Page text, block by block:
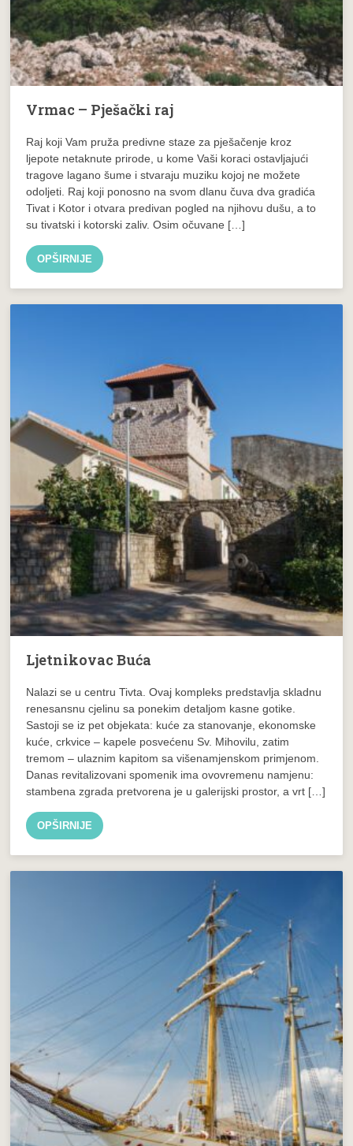
Vrmac – Pješački raj
Raj koji Vam pruža predivne staze za pješačenje kroz
ljepote netaknute prirode, u kome Vaši koraci ostavljajući
tragove lagano šume i stvaraju muziku kojoj ne možete
odoljeti. Raj koji ponosno na svom dlanu čuva dva gradića
Tivat i Kotor i otvara predivan pogled na njihovu dušu, a to
su tivatski i kotorski zaliv. Osim očuvane […]
OPŠIRNIJE
Ljetnikovac Buća
Nalazi se u centru Tivta. Ovaj kompleks predstavlja skladnu
renesansnu cjelinu sa ponekim detaljom kasne gotike.
Sastoji se iz pet objekata: kuće za stanovanje, ekonomske
kuće, crkvice – kapele posvećenu Sv. Mihovilu, zatim
tremom – ulaznim kapitom sa višenamjenskom primjenom.
Danas revitalizovani spomenik ima ovovremenu namjenu:
stambena zgrada pretvorena je u galerijski prostor, a vrt […]
OPŠIRNIJE